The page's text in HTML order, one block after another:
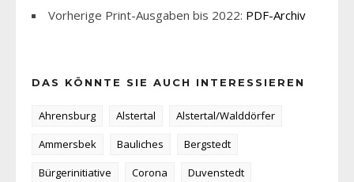
Vorherige Print-Ausgaben bis 2022: PDF-Archiv
DAS KÖNNTE SIE AUCH INTERESSIEREN
Ahrensburg Alstertal
Alstertal/Walddörfer
Ammersbek
Bauliches
Bergstedt
Bürgerinitiative
Corona
Duvenstedt